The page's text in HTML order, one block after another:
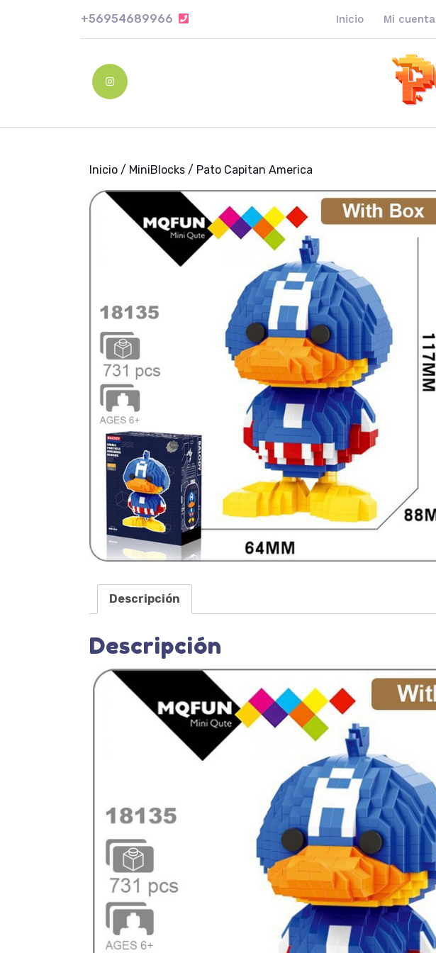
+56954689966 +56954689966 Inicio Mi cuenta
Instagram
Inicio / MiniBlocks / Pato Capitan America
Descripción
Descripción